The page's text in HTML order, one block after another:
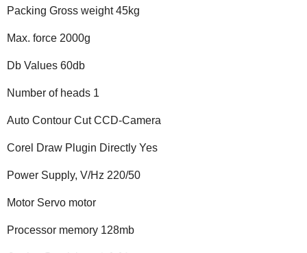
Packing Gross weight 45kg
Max. force 2000g
Db Values 60db
Number of heads 1
Auto Contour Cut CCD-Camera
Corel Draw Plugin Directly Yes
Power Supply, V/Hz 220/50
Motor Servo motor
Processor memory 128mb